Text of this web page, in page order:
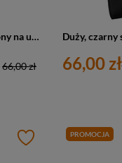
Duży, czarny shopper damski zawieszony na uchwytach i regulowanym pasku - Rovicky
66,00 zł 66,00 zł
PROMOCJA